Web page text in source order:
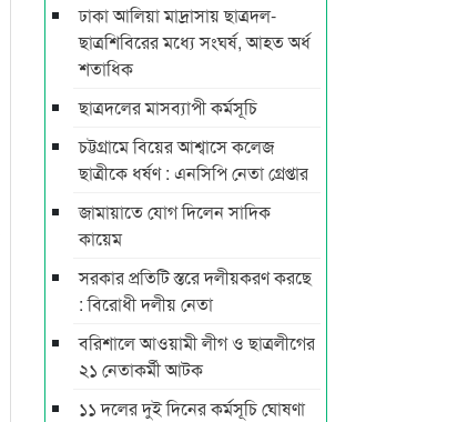
ঢাকা আলিয়া মাদ্রাসায় ছাত্রদল-
ছাত্রশিবিরের মধ্যে সংঘর্ষ, আহত অর্ধ
শতাধিক
ছাত্রদলের মাসব্যাপী কর্মসূচি
চট্টগ্রামে বিয়ের আশ্বাসে কলেজ
ছাত্রীকে ধর্ষণ : এনসিপি নেতা গ্রেপ্তার
জামায়াতে যোগ দিলেন সাদিক
কায়েম
সরকার প্রতিটি স্তরে দলীয়করণ করছে
: বিরোধী দলীয় নেতা
বরিশালে আওয়ামী লীগ ও ছাত্রলীগের
২১ নেতাকর্মী আটক
১১ দলের দুই দিনের কর্মসূচি ঘোষণা